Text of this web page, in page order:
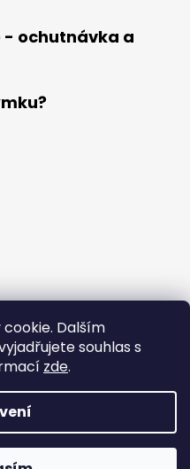
Dalším
souhlas s
zde.
- ochutnávka a
. Všechna práva vyhrazena.